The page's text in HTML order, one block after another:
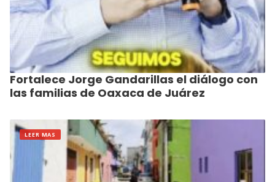
Fortalece Jorge Gandarillas el diálogo con
las familias de Oaxaca de Juárez
LEER MAS